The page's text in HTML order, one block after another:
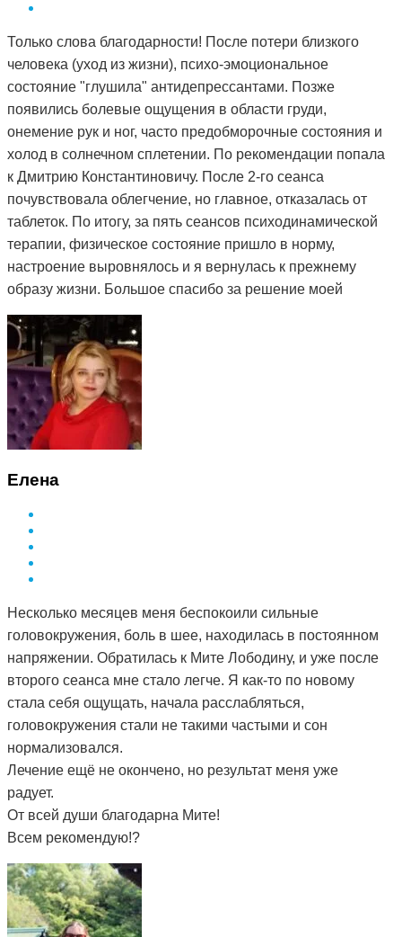
Только слова благодарности! После потери близкого
человека (уход из жизни), психо-эмоциональное
состояние "глушила" антидепрессантами. Позже
появились болевые ощущения в области груди,
онемение рук и ног, часто предобморочные состояния и
холод в солнечном сплетении. По рекомендации попала
к Дмитрию Константиновичу. После 2-го сеанса
почувствовала облегчение, но главное, отказалась от
таблеток. По итогу, за пять сеансов психодинамической
терапии, физическое состояние пришло в норму,
настроение выровнялось и я вернулась к прежнему
образу жизни. Большое спасибо за решение моей
проблемы и деликатный подход.
Елена
Несколько месяцев меня беспокоили сильные
головокружения, боль в шее, находилась в постоянном
напряжении. Обратилась к Мите Лободину, и уже после
второго сеанса мне стало легче. Я как-то по новому
стала себя ощущать, начала расслабляться,
головокружения стали не такими частыми и сон
нормализовался.
Лечение ещё не окончено, но результат меня уже
радует.
От всей души благодарна Мите!
Всем рекомендую!?